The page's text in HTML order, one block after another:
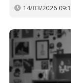
14/03/2026